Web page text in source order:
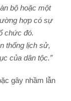
bộ hoặc một
hợp có sự
chức đó.
thống lịch sử,
của dân tộc.”
gây nhầm lẫn